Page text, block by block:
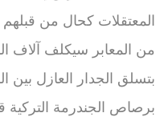
المعتقلات كحال من قبلهم
من المعابر سيكلف آلاف
بتسلق الجدار العازل بين
برصاص الجندرمة التركية